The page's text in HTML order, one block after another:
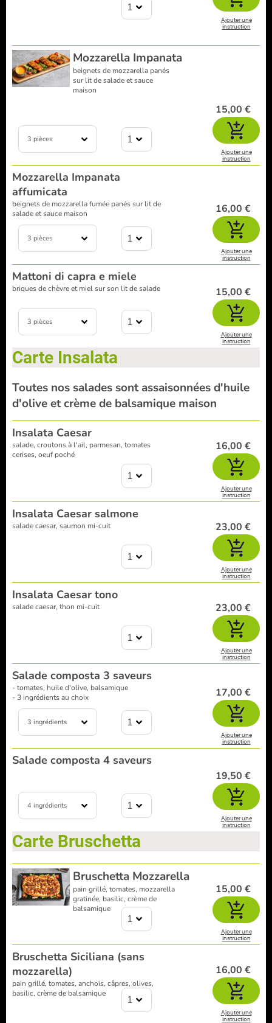
1
Ajouter une
instruction
Mozzarella Impanata
beignets de mozzarella panés
sur lit de salade et sauce
maison
3 pièces 1
15,00 €
Ajouter une
instruction
Mozzarella Impanata
affumicata
beignets de mozzarella fumée panés sur lit de
salade et sauce maison
3 pièces 1
16,00 €
Ajouter une
instruction
Mattoni di capra e miele
briques de chèvre et miel sur son lit de salade
3 pièces 1
15,00 €
Ajouter une
instruction
Carte Insalata
Toutes nos salades sont assaisonnées d'huile
d'olive et crème de balsamique maison
Insalata Caesar
salade, croutons à l'ail, parmesan, tomates
cerises, oeuf poché
1
16,00 €
Ajouter une
instruction
Insalata Caesar salmone
salade caesar, saumon mi-cuit
1
23,00 €
Ajouter une
instruction
Insalata Caesar tono
salade caesar, thon mi-cuit
1
23,00 €
Ajouter une
instruction
Salade composta 3 saveurs
- tomates, huile d'olive, balsamique
- 3 ingrédients au choix
3 ingrédients 1
17,00 €
Ajouter une
instruction
Salade composta 4 saveurs
4 ingrédients 1
19,50 €
Ajouter une
instruction
Carte Bruschetta
Bruschetta Mozzarella
pain grillé, tomates, mozzarella
gratinée, basilic, crème de
balsamique
1
15,00 €
Ajouter une
instruction
Bruschetta Siciliana (sans
mozzarella)
pain grillé, tomates, anchois, câpres, olives,
basilic, crème de balsamique
1
16,00 €
Ajouter une
instruction